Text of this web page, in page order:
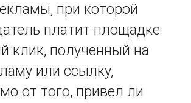
при которой
платит площадке
клик, полученный на
или ссылку,
от того, привел ли